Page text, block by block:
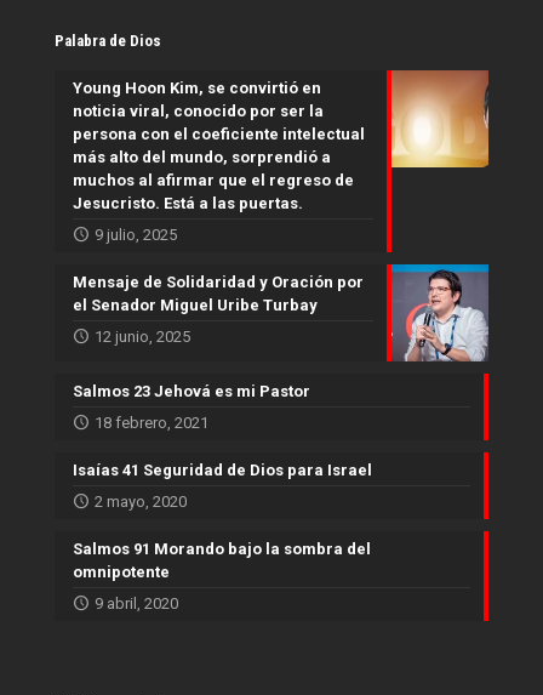
Palabra de Dios
Young Hoon Kim, se convirtió en
noticia viral, conocido por ser la
persona con el coeficiente intelectual
más alto del mundo, sorprendió a
muchos al afirmar que el regreso de
Jesucristo. Está a las puertas.
9 julio, 2025
Mensaje de Solidaridad y Oración por
el Senador Miguel Uribe Turbay
12 junio, 2025
Salmos 23 Jehová es mi Pastor
18 febrero, 2021
Isaías 41 Seguridad de Dios para Israel
2 mayo, 2020
Salmos 91 Morando bajo la sombra del
omnipotente
9 abril, 2020